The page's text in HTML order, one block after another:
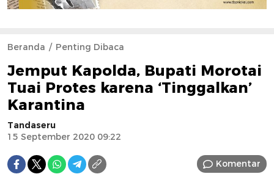
Beranda Penting Dibaca
Jemput Kapolda, Bupati Morotai
Tuai Protes karena ‘Tinggalkan’
Karantina
Tandaseru
15 September 2020 09:22
Komentar